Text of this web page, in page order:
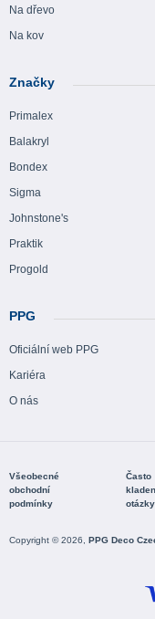
Na dřevo
Na kov
Značky
Primalex
Balakryl
Bondex
Sigma
Johnstone's
Praktik
Progold
PPG
Oficiální web PPG
Kariéra
O nás
Všeobecné
obchodní
podmínky
Často
otázky
Copyright © 2026, PPG Deco